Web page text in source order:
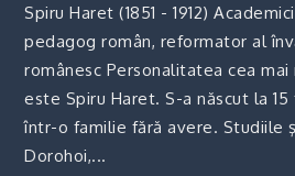
Spiru Haret (1851 - 1912)
pedagog român, reformator al
românesc Personalitatea cea
este Spiru Haret. S-a născut la 15
într-o familie fără avere. Studiile
Dorohoi,...